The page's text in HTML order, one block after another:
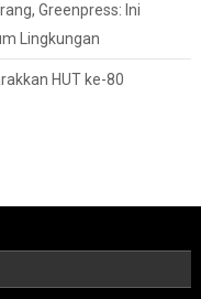
Greenpress: Ini
Lingkungan
HUT ke-80